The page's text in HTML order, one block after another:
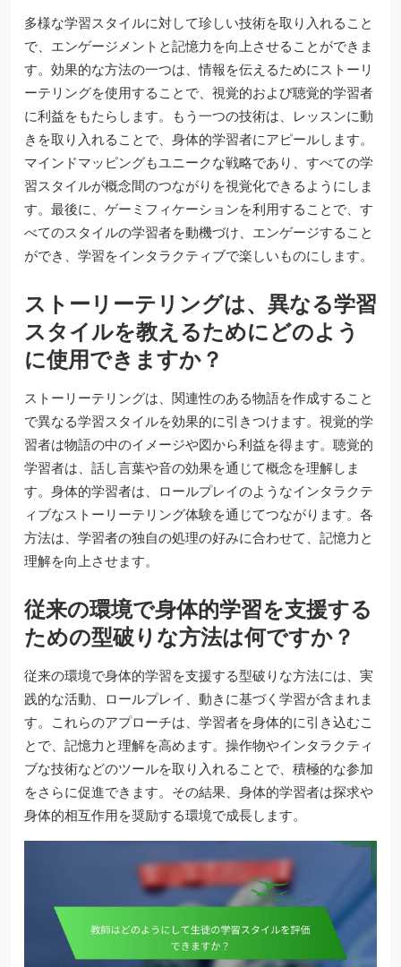
多様な学習スタイルに対して珍しい技術を取り入れること
で、エンゲージメントと記憶力を向上させることができま
す。効果的な方法の一つは、情報を伝えるためにストーリ
ーテリングを使用することで、視覚的および聴覚的学習者
に利益をもたらします。もう一つの技術は、レッスンに動
きを取り入れることで、身体的学習者にアピールします。
マインドマッピングもユニークな戦略であり、すべての学
習スタイルが概念間のつながりを視覚化できるようにしま
す。最後に、ゲーミフィケーションを利用することで、す
べてのスタイルの学習者を動機づけ、エンゲージすること
ができ、学習をインタラクティブで楽しいものにします。
ストーリーテリングは、異なる学習
スタイルを教えるためにどのよう
に使用できますか？
ストーリーテリングは、関連性のある物語を作成すること
で異なる学習スタイルを効果的に引きつけます。視覚的学
習者は物語の中のイメージや図から利益を得ます。聴覚的
学習者は、話し言葉や音の効果を通じて概念を理解しま
す。身体的学習者は、ロールプレイのようなインタラクテ
ィブなストーリーテリング体験を通じてつながります。各
方法は、学習者の独自の処理の好みに合わせて、記憶力と
理解を向上させます。
従来の環境で身体的学習を支援する
ための型破りな方法は何ですか？
従来の環境で身体的学習を支援する型破りな方法には、実
践的な活動、ロールプレイ、動きに基づく学習が含まれま
す。これらのアプローチは、学習者を身体的に引き込むこ
とで、記憶力と理解を高めます。操作物やインタラクティ
ブな技術などのツールを取り入れることで、積極的な参加
をさらに促進できます。その結果、身体的学習者は探求や
身体的相互作用を奨励する環境で成長します。